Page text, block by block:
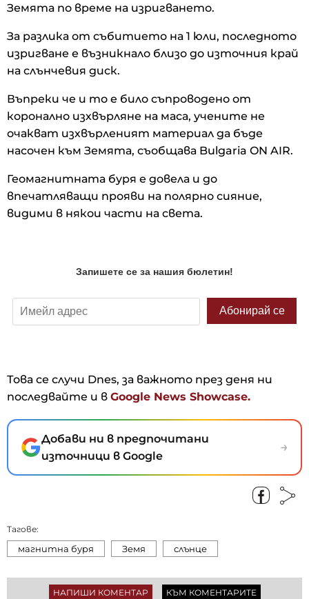
Земята по време на изригването.
За разлика от събитието на 1 юли, последното
изригване е възникнало близо до източния край
на слънчевия диск.
Въпреки че и то е било съпроводено от
коронално изхвърляне на маса, учените не
очакват изхвърленият материал да бъде
насочен към Земята, съобщава Bulgaria ON AIR.
Геомагнитната буря е довела и до
впечатляващи прояви на полярно сияние,
видими в някои части на света.
Това се случи Dnes, за важното през деня ни
последвайте и в Google News Showcase.
Добави ни в предпочитани
източници в Google
→
Тагове:
магнитна буря Земя слънце
НАПИШИ КОМЕНТАР КЪМ КОМЕНТАРИТЕ